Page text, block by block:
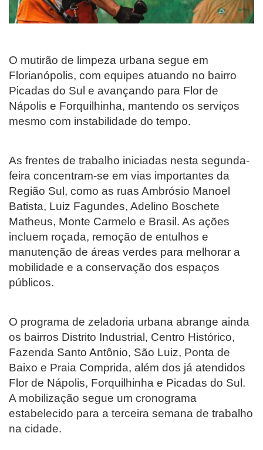
O mutirão de limpeza urbana segue em
Florianópolis, com equipes atuando no bairro
Picadas do Sul e avançando para Flor de
Nápolis e Forquilhinha, mantendo os serviços
mesmo com instabilidade do tempo.
As frentes de trabalho iniciadas nesta segunda-
feira concentram-se em vias importantes da
Região Sul, como as ruas Ambrósio Manoel
Batista, Luiz Fagundes, Adelino Boschete
Matheus, Monte Carmelo e Brasil. As ações
incluem roçada, remoção de entulhos e
manutenção de áreas verdes para melhorar a
mobilidade e a conservação dos espaços
públicos.
O programa de zeladoria urbana abrange ainda
os bairros Distrito Industrial, Centro Histórico,
Fazenda Santo Antônio, São Luiz, Ponta de
Baixo e Praia Comprida, além dos já atendidos
Flor de Nápolis, Forquilhinha e Picadas do Sul.
A mobilização segue um cronograma
estabelecido para a terceira semana de trabalho
na cidade.